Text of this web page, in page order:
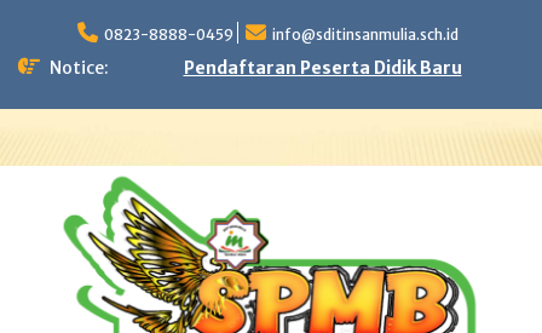
content
0823-8888-0459 info@sditinsanmulia.sch.id
Notice: Pendaftaran Peserta Didik Baru